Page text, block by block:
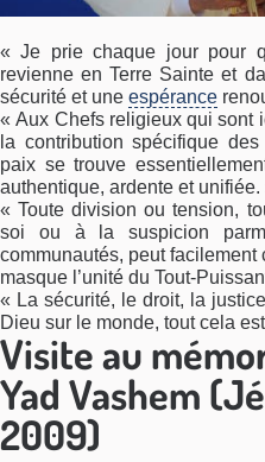
« Je prie chaque jour pour
revienne en Terre Sainte et
sécurité et une espérance
« Aux Chefs religieux qui sont
la contribution spécifique
paix se trouve
authentique, ardente et unifiée.
« Toute division ou tension,
soi ou à la suspicion
communautés, peut
masque l’unité du Tout-
« La sécurité, le droit, la
Dieu sur le monde, tout cela
Visite au
Yad Vashem
2009)